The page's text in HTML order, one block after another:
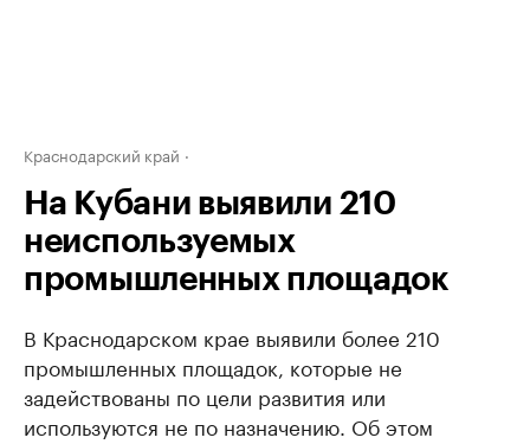
Краснодарский край
На Кубани выявили 210
неиспользуемых
промышленных площадок
В Краснодарском крае выявили более 210
промышленных площадок, которые не
задействованы по цели развития или
используются не по назначению. Об этом